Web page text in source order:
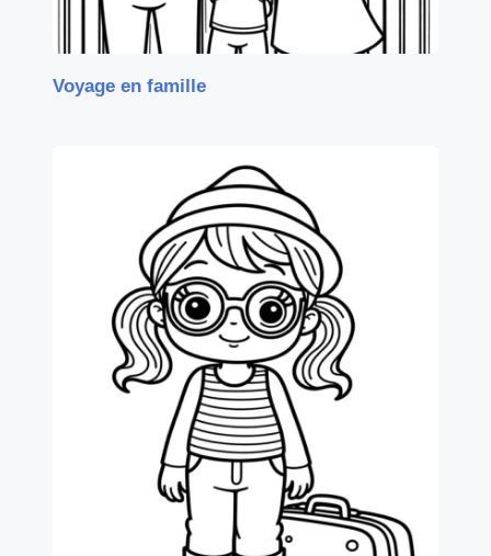
Voyage en famille